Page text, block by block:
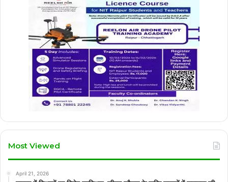
Most Viewed
April 21, 2026